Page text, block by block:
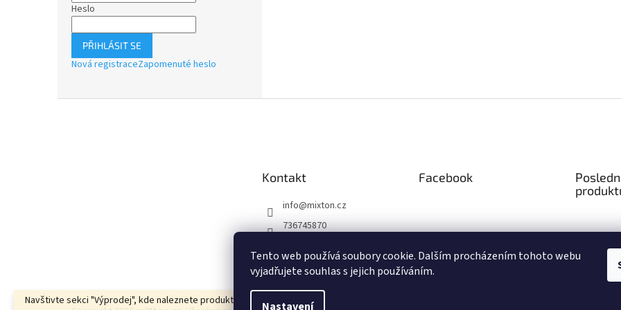
Tento web používá soubory cookie. Dalším procházením tohoto webu
vyjadřujete souhlas s jejich používáním.
Nastavení
Navštivte sekci "Výprodej", kde naleznete produkty za bezkonkurenčně
Heslo
PŘIHLÁSIT SE
Nová registraceZapomenuté heslo
s
Kontakt
info@mixton.cz
736745870
Mixton na facebooku
Facebook